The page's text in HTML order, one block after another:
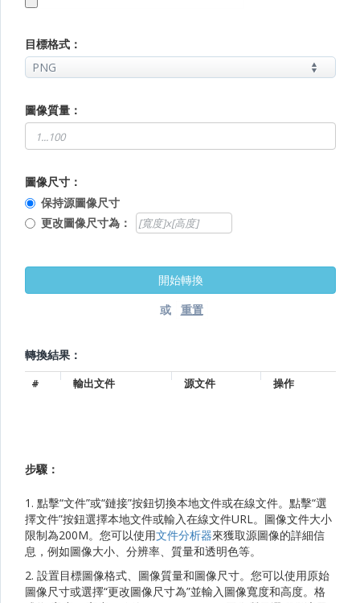
目標格式：
圖像質量：
圖像尺寸：
保持源圖像尺寸
更改圖像尺寸為：
或
轉換結果：
# 輸出文件 源文件 操作
步驟：
1. 點擊“文件”或“鏈接”按鈕切換本地文件或在線文件。點擊“選
擇文件”按鈕選擇本地文件或輸入在線文件URL。圖像文件大小
限制為200M。您可以使用文件分析器來獲取源圖像的詳細信
息，例如圖像大小、分辨率、質量和透明色等。
2. 設置目標圖像格式、圖像質量和圖像尺寸。您可以使用原始
圖像尺寸或選擇“更改圖像尺寸為”並輸入圖像寬度和高度。格